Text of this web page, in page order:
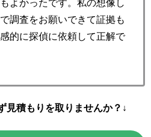
よかったです。私の想像し
調査をお願いできて証拠も
的に探偵に依頼して正解で
見積もりを取りませんか？↓